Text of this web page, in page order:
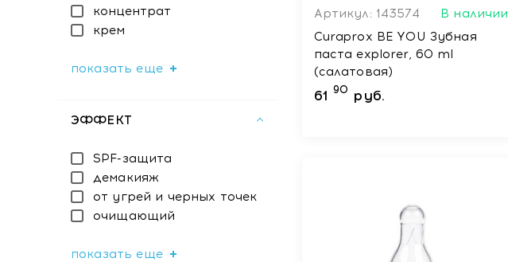
концентрат
крем
показать еще
ЭФФЕКТ
SPF-защита
демакияж
от угрей и черных точек
очищающий
показать еще
Артикул: 143574
В наличии
Curaprox BE YOU Зубная
паста explorer, 60 ml
(салатовая)
61 90 руб.